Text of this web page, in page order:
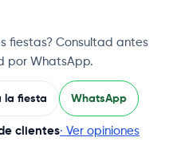
fiestas? Consultad antes
por WhatsApp.
la fiesta WhatsApp
clientes· Ver opiniones